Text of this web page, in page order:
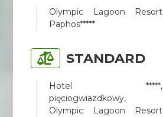
Olympic Lagoon Resort
Paphos*****
STANDARD
Hotel *****,
pięciogwiazdkowy,
Olympic Lagoon Resort